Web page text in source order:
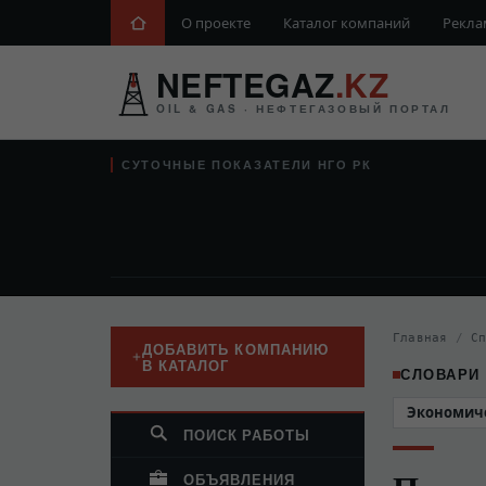
О проекте Каталог компаний
NEFTEGAZ.KZ
OIL & GAS · НЕФТЕГАЗОВЫЙ ПОРТАЛ
СУТОЧНЫЕ ПОКАЗАТЕЛИ НГО РК
ДОБАВИТЬ КОМПАНИЮ
В КАТАЛОГ
ПОИСК РАБОТЫ
ОБЪЯВЛЕНИЯ
Главная /
СЛОВАРИ